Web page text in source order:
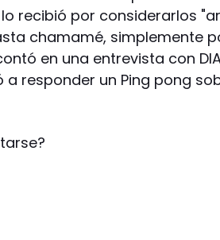
recibió por considerarlos
chamamé, simplemente
en una entrevista con
responder un Ping pong